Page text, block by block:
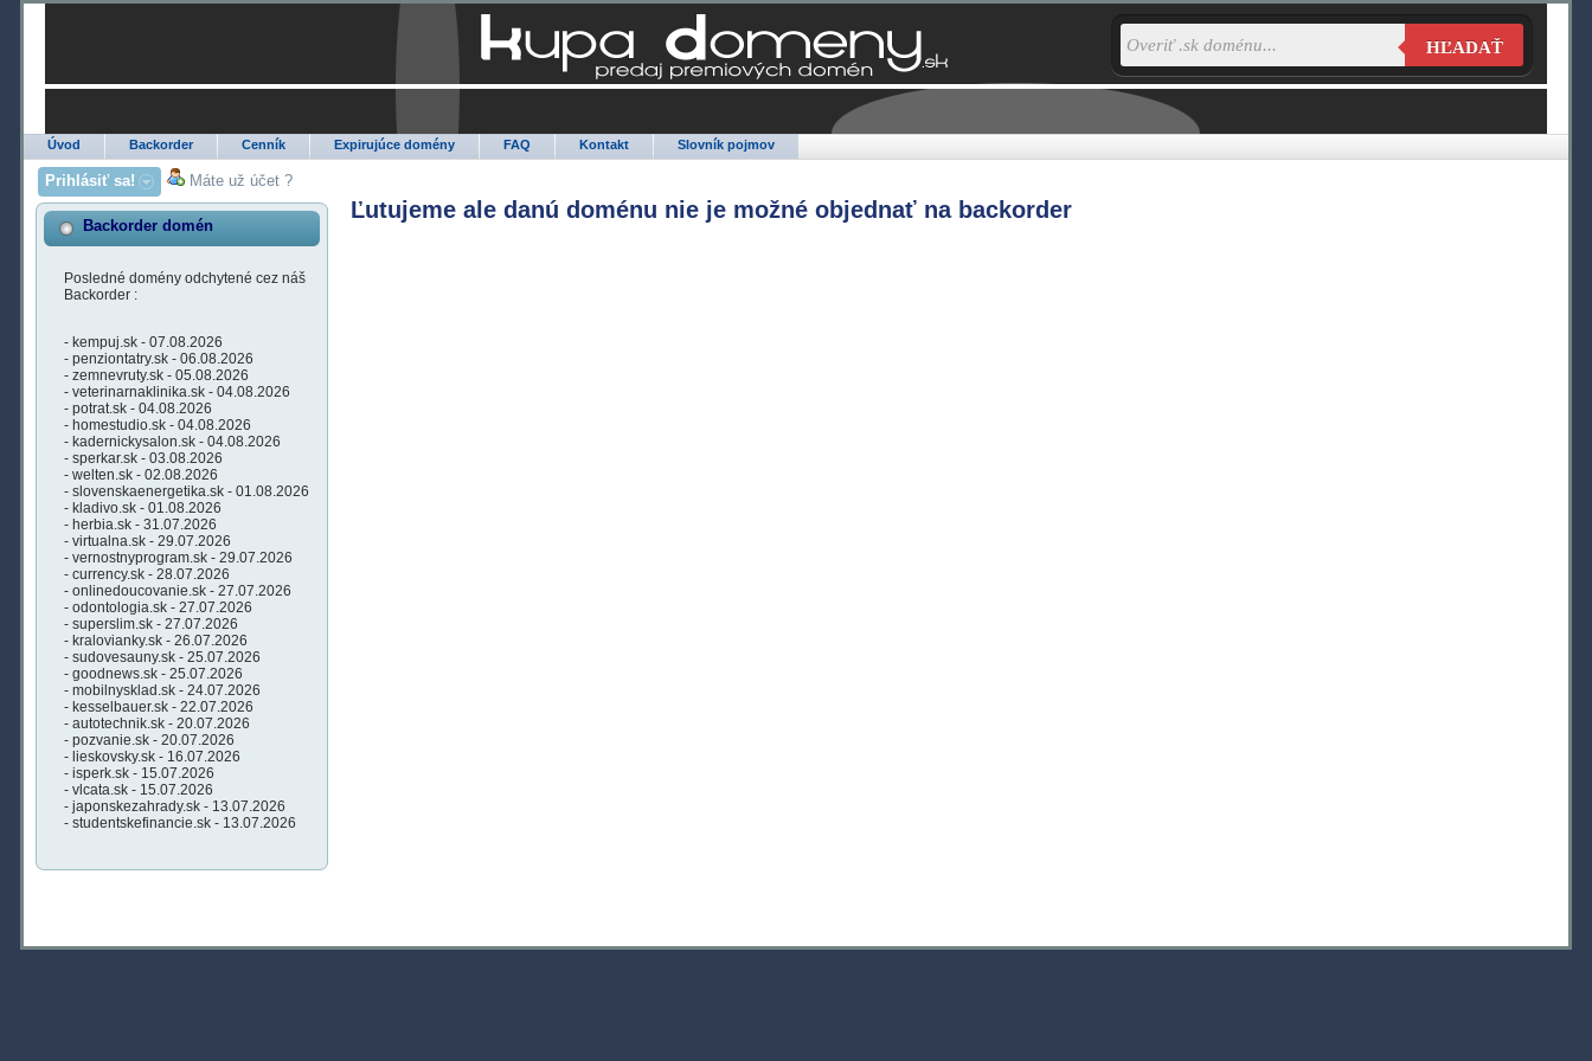
Úvod Backorder Cenník Expirujúce domény FAQ Kontakt Slovník pojmov
HĽADAŤ
Prihlásiť sa! Máte už účet ?
Backorder domén
Posledné domény odchytené cez náš
Backorder :
- kempuj.sk - 07.08.2026
- penziontatry.sk - 06.08.2026
- zemnevruty.sk - 05.08.2026
- veterinarnaklinika.sk - 04.08.2026
- potrat.sk - 04.08.2026
- homestudio.sk - 04.08.2026
- kadernickysalon.sk - 04.08.2026
- sperkar.sk - 03.08.2026
- welten.sk - 02.08.2026
- slovenskaenergetika.sk - 01.08.2026
- kladivo.sk - 01.08.2026
- herbia.sk - 31.07.2026
- virtualna.sk - 29.07.2026
- vernostnyprogram.sk - 29.07.2026
- currency.sk - 28.07.2026
- onlinedoucovanie.sk - 27.07.2026
- odontologia.sk - 27.07.2026
- superslim.sk - 27.07.2026
- kralovianky.sk - 26.07.2026
- sudovesauny.sk - 25.07.2026
- goodnews.sk - 25.07.2026
- mobilnysklad.sk - 24.07.2026
- kesselbauer.sk - 22.07.2026
- autotechnik.sk - 20.07.2026
- pozvanie.sk - 20.07.2026
- lieskovsky.sk - 16.07.2026
- isperk.sk - 15.07.2026
- vlcata.sk - 15.07.2026
- japonskezahrady.sk - 13.07.2026
- studentskefinancie.sk - 13.07.2026
Ľutujeme ale danú doménu nie je možné objednať na backorder